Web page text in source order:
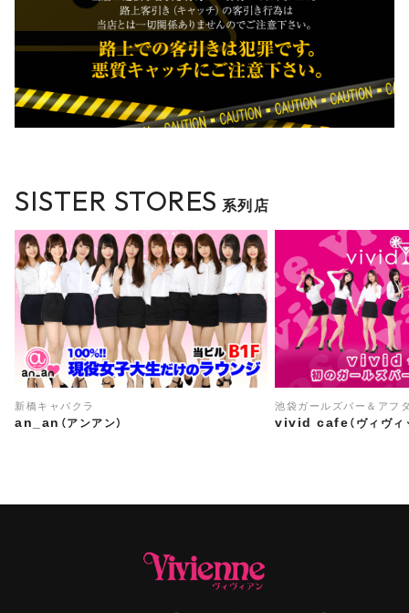
SISTER STORES 系列店
新橋キャバクラ
an_an （アンアン）
池袋ガールズバー＆アフ
vivid cafe （ヴィヴ